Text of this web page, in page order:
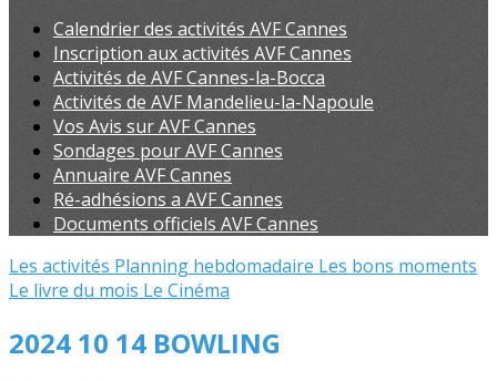
Calendrier des activités AVF Cannes
Inscription aux activités AVF Cannes
Activités de AVF Cannes-la-Bocca
Activités de AVF Mandelieu-la-Napoule
Vos Avis sur AVF Cannes
Sondages pour AVF Cannes
Annuaire AVF Cannes
Ré-adhésions a AVF Cannes
Documents officiels AVF Cannes
Les activités Planning hebdomadaire Les bons moments
Le livre du mois Le Cinéma
2024 10 14 BOWLING